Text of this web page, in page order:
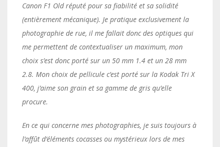
Canon F1 Old réputé pour sa fiabilité et sa solidité
(entièrement mécanique). Je pratique exclusivement la
photographie de rue, il me fallait donc des optiques qui
me permettent de contextualiser un maximum, mon
choix s’est donc porté sur un 50 mm 1.4 et un 28 mm
2.8. Mon choix de pellicule c’est porté sur la Kodak Tri X
400, j’aime son grain et sa gamme de gris qu’elle
procure.
En ce qui concerne mes photographies, je suis toujours à
l’affût d’éléments cocasses ou mystérieux lors de mes